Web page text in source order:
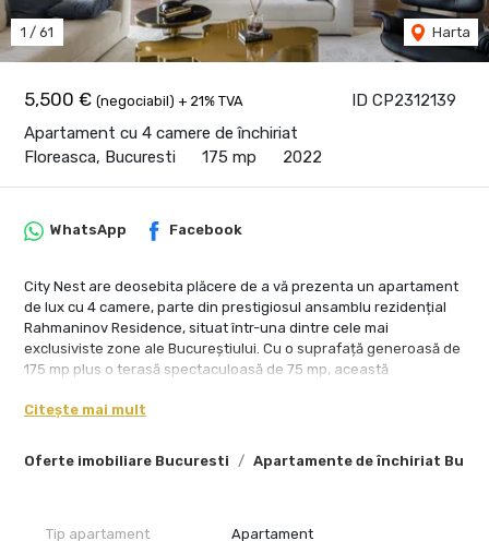
ID CP2312139
5,500 € (negociabil) + 21% TVA
Apartament cu 4 camere de închiriat
Floreasca, Bucuresti
175 mp 2022
1 / 61 Harta
Oferte imobiliare Bucuresti Apartamente de închiriat
WhatsApp Facebook
City Nest are deosebita plăcere de a vă prezenta un apartament
de lux cu 4 camere, parte din prestigiosul ansamblu rezidențial
Rahmaninov Residence, situat într-una dintre cele mai
exclusiviste zone ale Bucureștiului. Cu o suprafață generoasă de
175 mp plus o terasă spectaculoasă de 75 mp, această
oferind o priveliște neobstrucționată asupra Parcului Verdi și
Acest apartament, proaspăt amenajat și la prima închiriere, este
de finisaje de cea mai înaltă calitate, îmbinând armonios luxul cu
Citește mai mult
Tip apartament Apartament